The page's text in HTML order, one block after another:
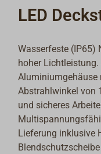
LED
Wasserfeste (IP65)
hoher
Aluminiumgehäuse
Abstrahlwinkel von
und sicheres
Lieferung inklusive